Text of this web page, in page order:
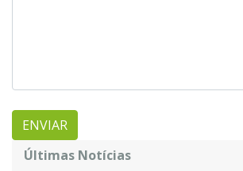
Últimas Notícias